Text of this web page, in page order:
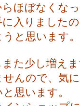
らほぼなくな
に入りました
うと思います
また少し増え
せんので、気
と思います。